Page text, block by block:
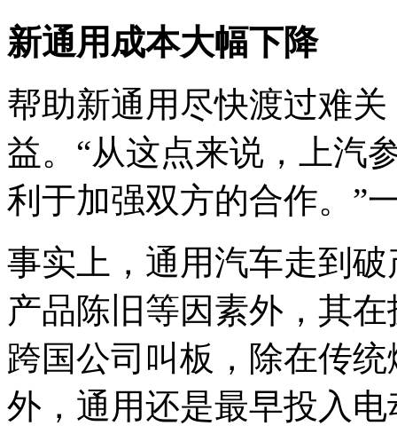
新通用成本大幅下降
帮助新通用尽快渡过难
益。“从这点来说，上汽
利于加强双方的合作。”
事实上，通用汽车走到
产品陈旧等因素外，其
跨国公司叫板，除在传
外，通用还是最早投入